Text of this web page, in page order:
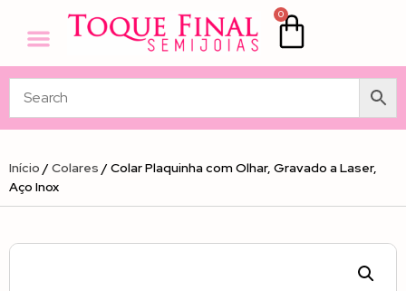
0
Início /Colares / Colar Plaquinha com Olhar, Gravado a Laser,
Aço Inox